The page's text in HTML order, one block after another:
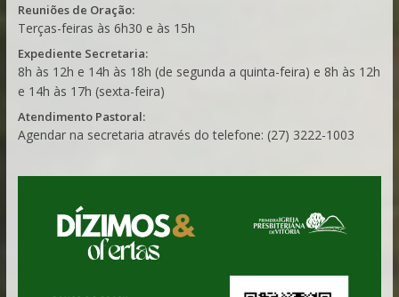
Reuniões de Oração:
Terças-feiras às 6h30 e às 15h
Expediente Secretaria:
8h às 12h e 14h às 18h (de segunda a quinta-feira) e 8h às 12h
e 14h às 17h (sexta-feira)
Atendimento Pastoral:
Agendar na secretaria através do telefone: (27) 3222-1003